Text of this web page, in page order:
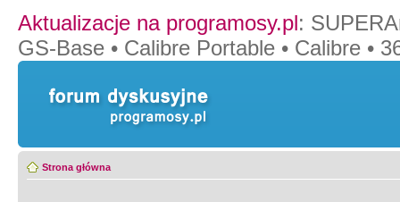
Aktualizacje na programosy.pl:
GS-Base • Calibre Portable • Calibre •
Strona główna